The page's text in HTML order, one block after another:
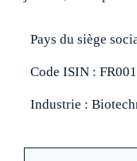
Pays du siège
Code ISIN :
Industrie :